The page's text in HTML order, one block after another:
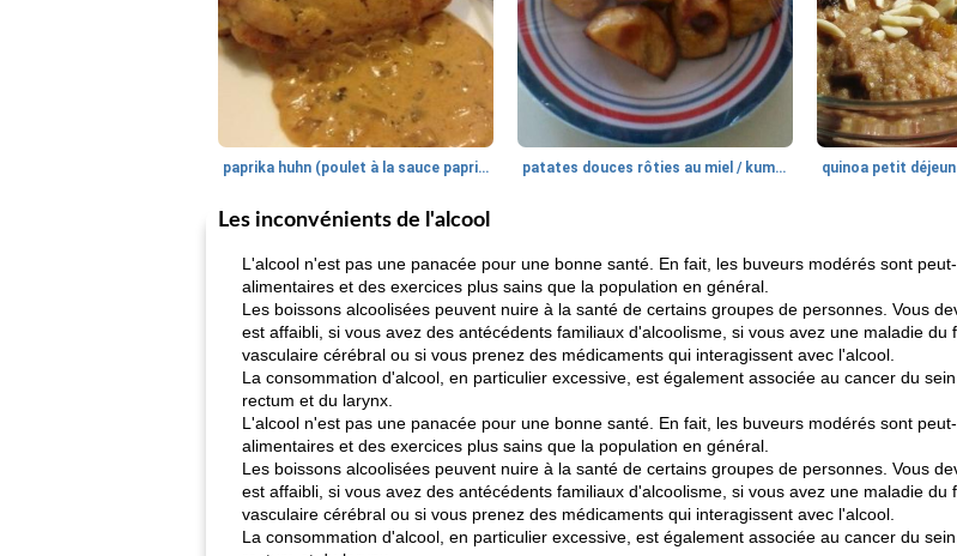
paprika huhn (poulet à la sauce paprika). patates douces rôties au miel / kumara quinoa petit
Les inconvénients de l'alcool
L'alcool n'est pas une panacée pour une bonne santé. En fait, les buveurs modérés sont
alimentaires et des exercices plus sains que la population en général.
Les boissons alcoolisées peuvent nuire à la santé de certains groupes de personnes. Vous
est affaibli, si vous avez des antécédents familiaux d'alcoolisme, si vous avez une maladie
vasculaire cérébral ou si vous prenez des médicaments qui interagissent avec l'alcool.
La consommation d'alcool, en particulier excessive, est également associée au cancer du
rectum et du larynx.
L'alcool n'est pas une panacée pour une bonne santé. En fait, les buveurs modérés sont
alimentaires et des exercices plus sains que la population en général.
Les boissons alcoolisées peuvent nuire à la santé de certains groupes de personnes. Vous
est affaibli, si vous avez des antécédents familiaux d'alcoolisme, si vous avez une maladie
vasculaire cérébral ou si vous prenez des médicaments qui interagissent avec l'alcool.
La consommation d'alcool, en particulier excessive, est également associée au cancer du